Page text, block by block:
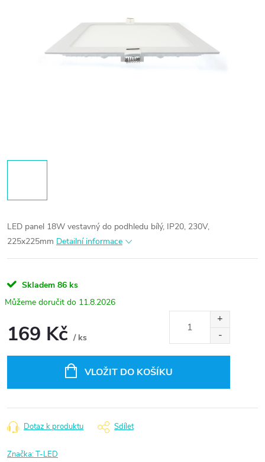
LED panel 18W vestavný do podhledu bílý, IP20, 230V,
225x225mm Detailní informace
Skladem 86 ks
11.8.2026
169 Kč / ks
VLOŽIT DO KOŠÍKU
Dotaz k produktu Sdílet
Značka:T-LED